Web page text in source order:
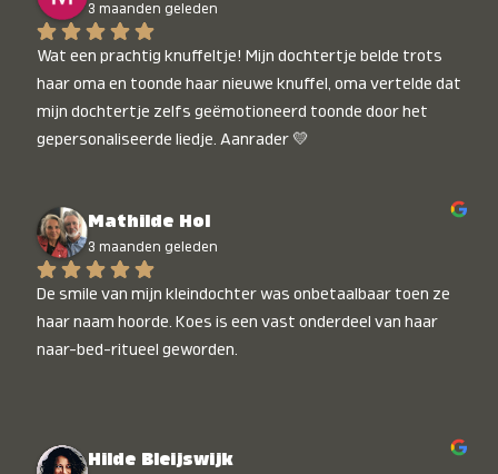
3 maanden geleden
Wat een prachtig knuffeltje! Mijn dochtertje belde trots
haar oma en toonde haar nieuwe knuffel, oma vertelde dat
mijn dochtertje zelfs geëmotioneerd toonde door het
gepersonaliseerde liedje. Aanrader 💛
Mathilde Hol
3 maanden geleden
De smile van mijn kleindochter was onbetaalbaar toen ze
haar naam hoorde. Koes is een vast onderdeel van haar
naar-bed-ritueel geworden.
Hilde Bleijswijk